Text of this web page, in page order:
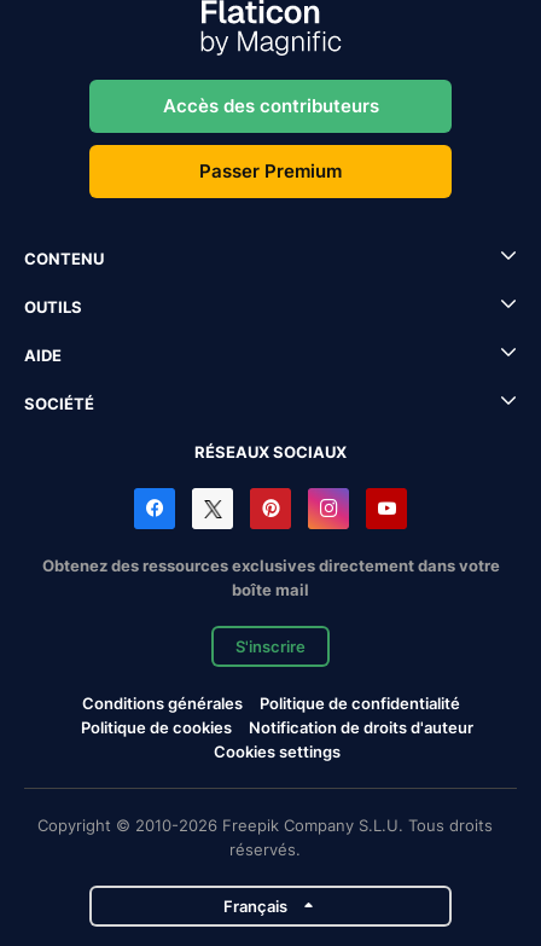
Accès des contributeurs
Passer Premium
CONTENU
OUTILS
AIDE
SOCIÉTÉ
RÉSEAUX SOCIAUX
Obtenez des ressources exclusives directement dans votre
boîte mail
S'inscrire
Conditions générales
Politique de confidentialité
Politique de cookies
Notification de droits d'auteur
Cookies settings
Copyright © 2010-2026 Freepik Company S.L.U. Tous droits
réservés.
Français